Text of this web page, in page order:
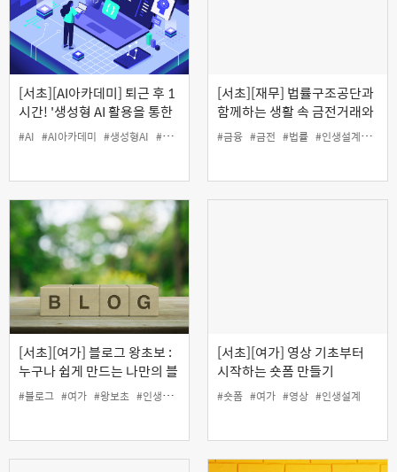
[서초][AI아카데미] 퇴근 후 1
시간! '생성형 AI 활용을 통한
수익화 과정 기초'
#AI #AI아카데미 #생성형AI #여가 #인생설계
[서초][재무] 법률구조공단과
함께하는 생활 속 금전거래와
채무관리 바로 알기(온라인)
#금융 #금전 #법률 #인생설계 #재무
[서초][여가] 블로그 왕초보 :
누구나 쉽게 만드는 나만의 블
로그
#블로그 #여가 #왕보초 #인생설계
[서초][여가] 영상 기초부터
시작하는 숏폼 만들기
#숏폼 #여가 #영상 #인생설계